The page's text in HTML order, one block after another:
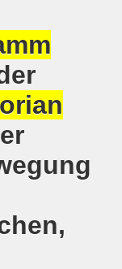
20.03.2018,
neue Regierung
im Kampf gegen
heißes Eisen
wächst auf